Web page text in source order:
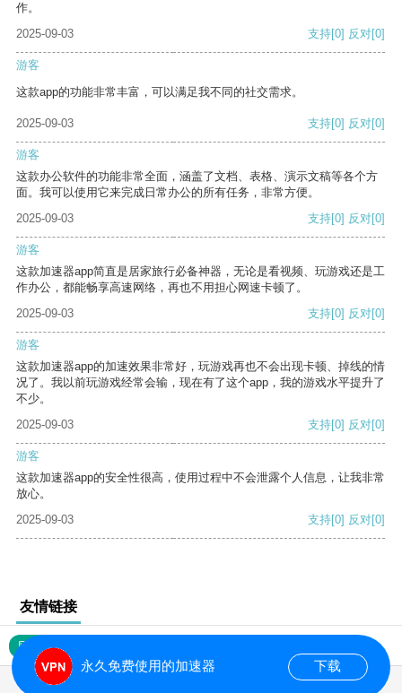
作。
2025-09-03
支持[0] 反对[0]
游客
这款app的功能非常丰富，可以满足我不同的社交需求。
2025-09-03 支持[0] 反对[0]
游客
这款办公软件的功能非常全面，涵盖了文档、表格、演示文稿等各个方
面。我可以使用它来完成日常办公的所有任务，非常方便。
2025-09-03
支持[0] 反对[0]
游客
这款加速器app简直是居家旅行必备神器，无论是看视频、玩游戏还是工
作办公，都能畅享高速网络，再也不用担心网速卡顿了。
2025-09-03
支持[0] 反对[0]
游客
这款加速器app的加速效果非常好，玩游戏再也不会出现卡顿、掉线的情
况了。我以前玩游戏经常会输，现在有了这个app，我的游戏水平提升了
不少。
2025-09-03
支持[0] 反对[0]
游客
这款加速器app的安全性很高，使用过程中不会泄露个人信息，让我非常
放心。
2025-09-03
支持[0] 反对[0]
友情链接
网站地图
永久免费使用的加速器 下载